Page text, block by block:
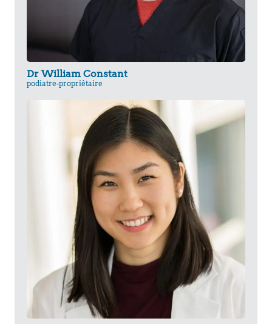
Dr William Constant
podiatre-propriétaire